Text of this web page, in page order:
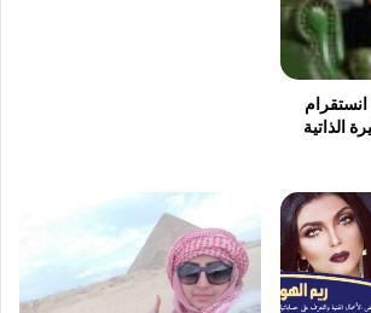
انستقرام
الذاتية